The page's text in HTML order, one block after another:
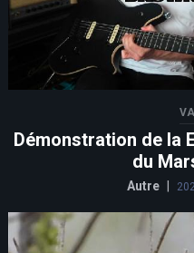
Démonstration de la
du
Autre